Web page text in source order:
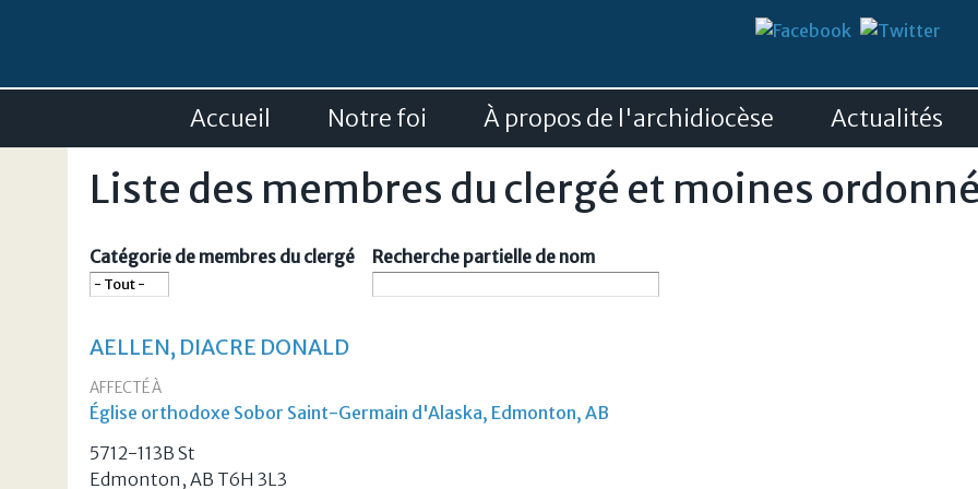
Accueil Notre foi À propos de l'archidiocèse Actualités
Liste des membres du clergé et moines
Catégorie de membres du clergé Recherche partielle de nom
AELLEN, DIACRE DONALD
AFFECTÉ À
Église orthodoxe Sobor Saint-Germain d'Alaska, Edmonton, AB
5712-113B St
Edmonton, AB T6H 3L3